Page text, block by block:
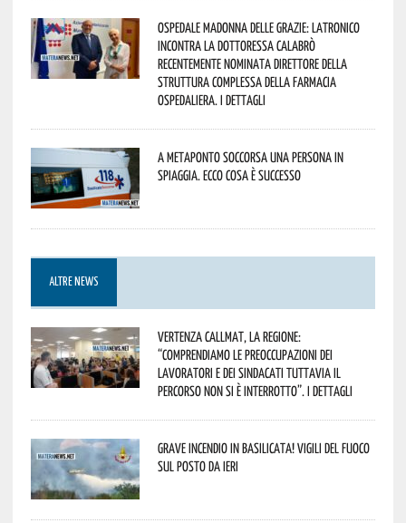
Ospedale Madonna delle Grazie: Latronico
incontra la dottoressa Calabrò
recentemente nominata Direttore della
Struttura Complessa della Farmacia
Ospedaliera. I dettagli
A Metaponto soccorsa una persona in
spiaggia. Ecco cosa è successo
ALTRE NEWS
Vertenza CallMat, la Regione:
“comprendiamo le preoccupazioni dei
lavoratori e dei sindacati tuttavia il
percorso non si è interrotto”. I dettagli
Grave incendio in Basilicata! Vigili del fuoco
sul posto da ieri